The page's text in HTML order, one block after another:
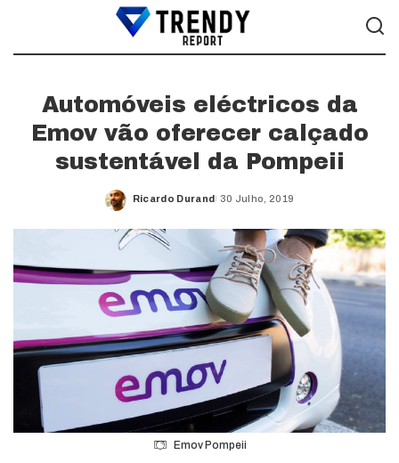
Automóveis eléctricos da
Emov vão oferecer calçado
sustentável da Pompeii
Posted
Ricardo Durand 30 Julho, 2019
Emov Pompeii